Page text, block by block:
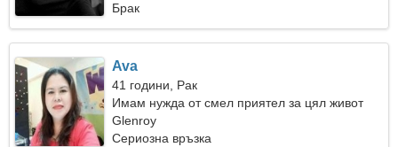
Брак
Ava
41 години, Рак
Имам нужда от смел приятел за цял живот
Glenroy
Сериозна връзка